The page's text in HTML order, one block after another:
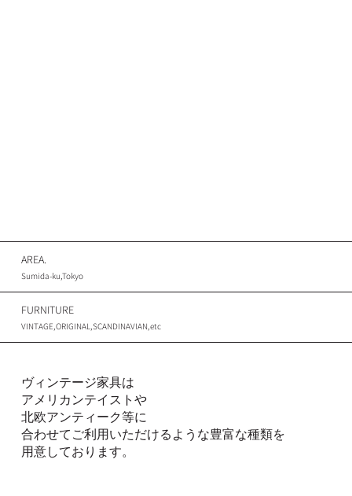
AREA.
Sumida-ku,Tokyo
FURNITURE
VINTAGE,ORIGINAL,SCANDINAVIAN,etc
ヴィンテージ家具は
アメリカンテイストや
北欧アンティーク等に
合わせてご利用いただけるような豊富な種類を
用意しております。